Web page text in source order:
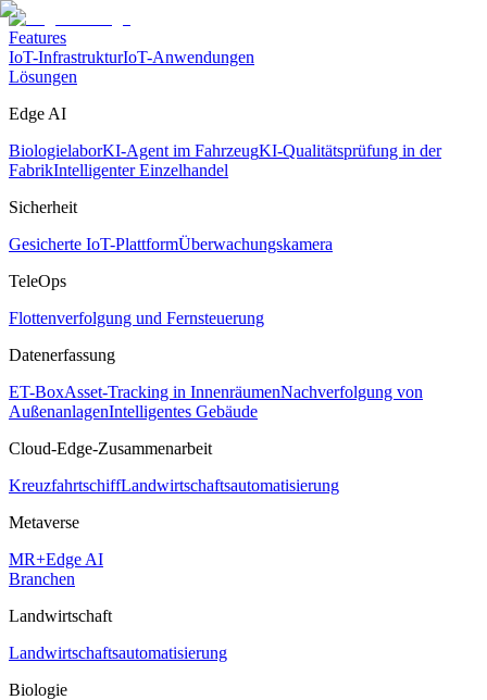
Features
IoT-InfrastrukturIoT-Anwendungen
Lösungen
Edge AI
BiologielaborKI-Agent im FahrzeugKI-Qualitätsprüfung in der
FabrikIntelligenter Einzelhandel
Sicherheit
Gesicherte IoT-PlattformÜberwachungskamera
TeleOps
Flottenverfolgung und Fernsteuerung
Datenerfassung
ET-BoxAsset-Tracking in InnenräumenNachverfolgung von
AußenanlagenIntelligentes Gebäude
Cloud-Edge-Zusammenarbeit
KreuzfahrtschiffLandwirtschaftsautomatisierung
Metaverse
MR+Edge AI
Branchen
Landwirtschaft
Landwirtschaftsautomatisierung
Biologie